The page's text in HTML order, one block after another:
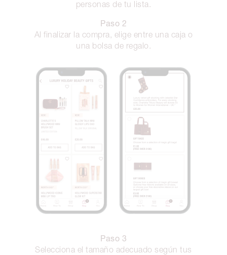
personas de tu lista.
Paso 2
Al finalizar la compra, elige entre una caja o
una bolsa de regalo.
Paso 3
Selecciona el tamaño adecuado según tus